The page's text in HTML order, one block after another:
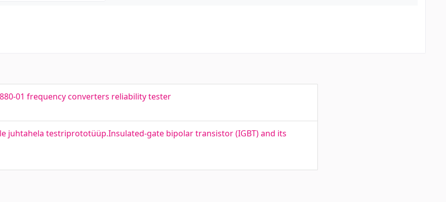
01 frequency converters reliability tester
juhtahela testriprototüüp.Insulated-gate bipolar transistor (IGBT) and its